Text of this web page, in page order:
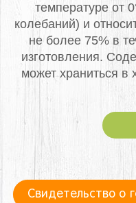
температуре от
колебаний) и
не более 75% в
изготовления.
может храниться в
Свидетельство о